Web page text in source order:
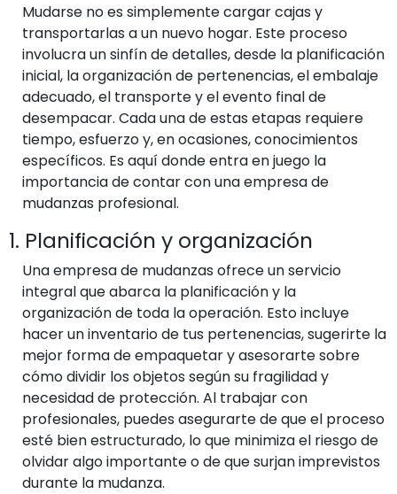
Mudarse no es simplemente cargar cajas y
transportarlas a un nuevo hogar. Este proceso
involucra un sinfín de detalles, desde la planificación
inicial, la organización de pertenencias, el embalaje
adecuado, el transporte y el evento final de
desempacar. Cada una de estas etapas requiere
tiempo, esfuerzo y, en ocasiones, conocimientos
específicos. Es aquí donde entra en juego la
importancia de contar con una empresa de
mudanzas profesional.
1. Planificación y organización
Una empresa de mudanzas ofrece un servicio
integral que abarca la planificación y la
organización de toda la operación. Esto incluye
hacer un inventario de tus pertenencias, sugerirte la
mejor forma de empaquetar y asesorarte sobre
cómo dividir los objetos según su fragilidad y
necesidad de protección. Al trabajar con
profesionales, puedes asegurarte de que el proceso
esté bien estructurado, lo que minimiza el riesgo de
olvidar algo importante o de que surjan imprevistos
durante la mudanza.